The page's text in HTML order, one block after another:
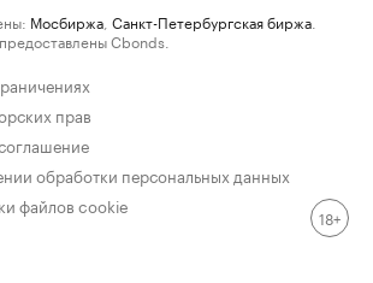
Мосбиржа Санкт-Петербургская биржа
Cbonds.
прав
обработки персональных данных
файлов cookie
18+